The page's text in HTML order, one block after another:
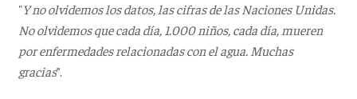
"Y no olvidemos los datos, las cifras de las Naciones Unidas.
No olvidemos que cada día, 1.000 niños, cada día, mueren
por enfermedades relacionadas con el agua. Muchas
gracias”.